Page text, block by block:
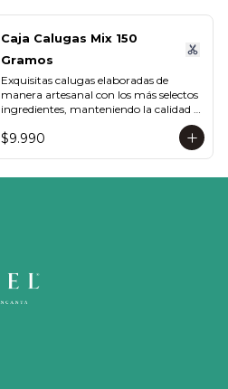
Caja Calugas Mix 150
Gramos
Exquisitas calugas elaboradas de
manera artesanal con los más selectos
ingredientes, manteniendo la calidad
propia de Vettel. Encuéntralas en sus
distintas variedades para que
$9.990